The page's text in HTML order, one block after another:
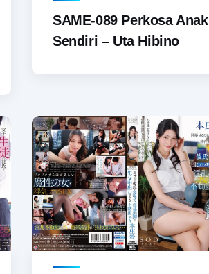
SAME-089 Perkosa Anak
Sendiri – Uta Hibino